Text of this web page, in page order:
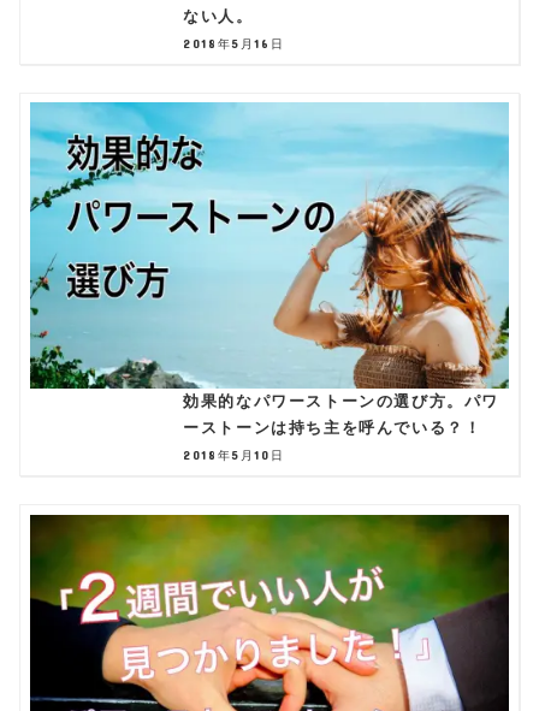
ない人。
2018年5月16日
効果的なパワーストーンの選び方。パワ
ーストーンは持ち主を呼んでいる？！
2018年5月10日